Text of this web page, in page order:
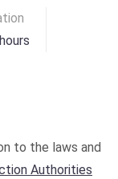
to the laws and
Authorities